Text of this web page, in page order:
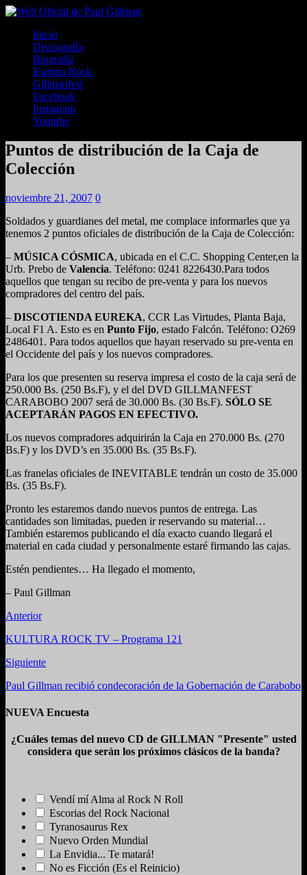
Inicio
Discografía
Biografía
Kultura Rock
Gillmanfest
Facebook
Instagram
Youtube
Puntos de distribución de la Caja de
Colección
noviembre 21, 2007 0
Soldados y guardianes del metal, me complace informarles que ya
tenemos 2 puntos oficiales de distribución de la Caja de Colección:
– MÚSICA CÓSMICA, ubicada en el C.C. Shopping Center,en la
Urb. Prebo de Valencia. Teléfono: 0241 8226430.Para todos
aquellos que tengan su recibo de pre-venta y para los nuevos
compradores del centro del país.
– DISCOTIENDA EUREKA, CCR Las Virtudes, Planta Baja,
Local F1 A. Esto es en Punto Fijo, estado Falcón. Teléfono: O269
2486401. Para todos aquellos que hayan reservado su pre-venta en
el Occidente del país y los nuevos compradores.
Para los que presenten su reserva impresa el costo de la caja será de
250.000 Bs. (250 Bs.F), y el del DVD GILLMANFEST
CARABOBO 2007 será de 30.000 Bs. (30 Bs.F). SÓLO SE
ACEPTARÁN PAGOS EN EFECTIVO.
Los nuevos compradores adquirirán la Caja en 270.000 Bs. (270
Bs.F) y los DVD’s en 35.000 Bs. (35 Bs.F).
Las franelas oficiales de INEVITABLE tendrán un costo de 35.000
Bs. (35 Bs.F).
Pronto les estaremos dando nuevos puntos de entrega. Las
cantidades son limitadas, pueden ir reservando su material…
También estaremos publicando el día exacto cuando llegará el
material en cada ciudad y personalmente estaré firmando las cajas.
Estén pendientes… Ha llegado el momento,
– Paul Gillman
Anterior
KULTURA ROCK TV – Programa 121
Siguiente
Paul Gillman recibió condecoración de la Gobernación de Carabobo
NUEVA Encuesta
¿Cuáles temas del nuevo CD de GILLMAN "Presente" usted
considera que serán los próximos clásicos de la banda?
Vendí mí Alma al Rock N Roll
Escorias del Rock Nacional
Tyranosaurus Rex
Nuevo Orden Mundial
La Envidia... Te matará!
No es Ficción (Es el Reinicio)